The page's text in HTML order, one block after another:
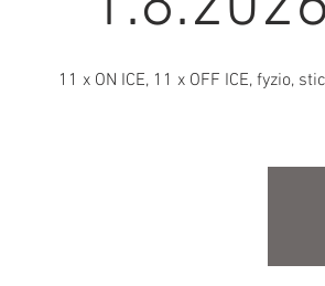
11 x ON ICE, 11 x OFF ICE, fyzio,